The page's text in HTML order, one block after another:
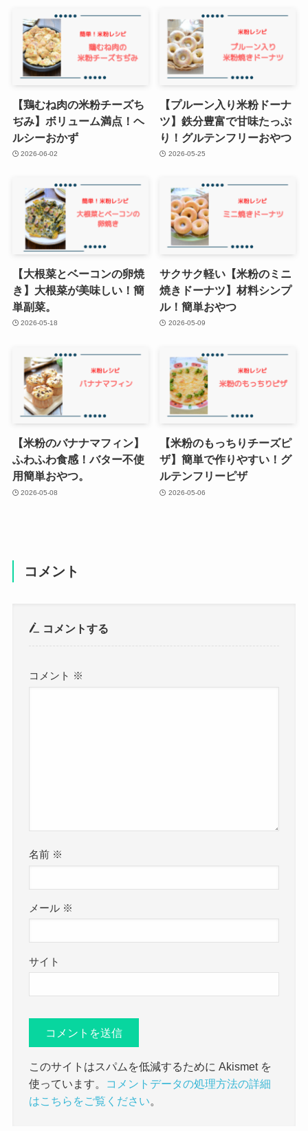
【鶏むね肉の米粉チーズち
ぢみ】ボリューム満点！ヘ
ルシーおかず
2026-06-02
【プルーン入り米粉ドーナ
ツ】鉄分豊富で甘味たっぷ
り！グルテンフリーおやつ
2026-05-25
【大根菜とベーコンの卵焼
き】大根菜が美味しい！簡
単副菜。
2026-05-18
サクサク軽い【米粉のミニ
焼きドーナツ】材料シンプ
ル！簡単おやつ
2026-05-09
【米粉のバナナマフィン】
ふわふわ食感！バター不使
用簡単おやつ。
2026-05-08
【米粉のもっちりチーズピ
ザ】簡単で作りやすい！グ
ルテンフリーピザ
2026-05-06
コメント
コメントする
コメント ※
名前 ※
メール ※
サイト
このサイトはスパムを低減するために Akismet を
使っています。
コメントデータの処理方法の詳細
はこちらをご覧ください。